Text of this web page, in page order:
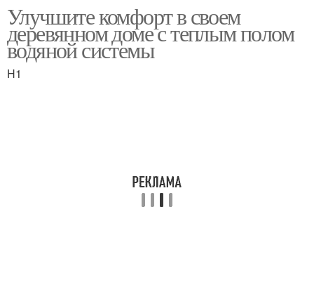
Ручная установка
установки
Улучшите комфорт в своем
деревянном доме с теплым полом
водяной системы
H1